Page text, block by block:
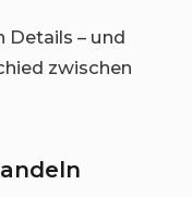
Details – und
zwischen